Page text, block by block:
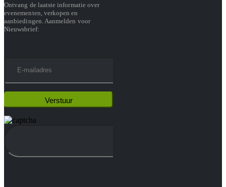
Ontvang de laatste informatie over
evenementen, verkopen en
aanbiedingen. Aanmelden voor
Nieuwsbrief: